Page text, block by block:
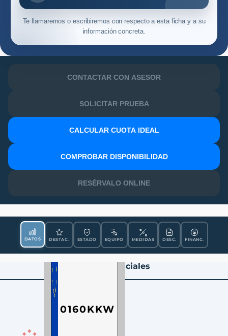
Te llamaremos o escribiremos con respecto a esta ficha y a su
información concreta.
CONTACTAR CON ASESOR
SOLICITAR PRUEBA
CALCULAR CUOTA IDEAL
COMPROBAR DISPONIBILIDAD
RESÉRVALO ONLINE
DATOS DESTAC. ESTADO EQUIPO MEDIDAS DESC. FINANC.
Datos Esenciales
0160KKW